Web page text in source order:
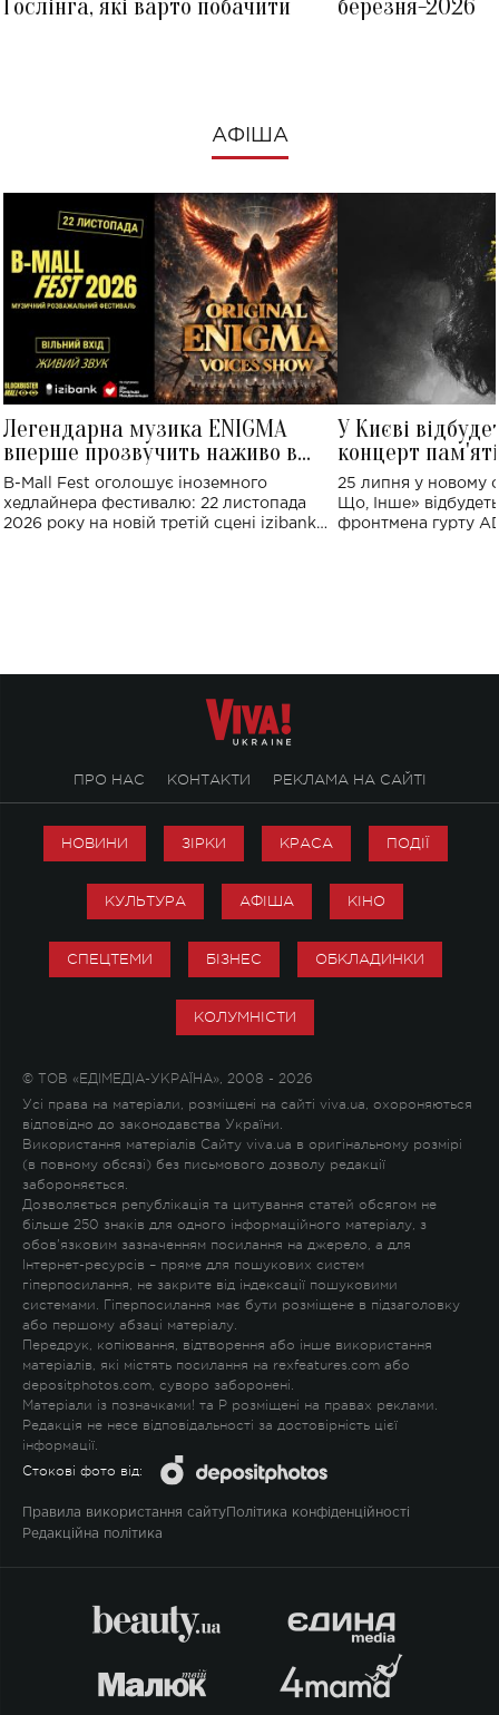
Ґослінга, які варто побачити
березня-2026
АФІША
Легендарна музика ENIGMA
вперше прозвучить наживо в
Україні: де відбудеться концерт
B-Mall Fest оголошує іноземного
хедлайнера фестивалю: 22 листопада
2026 року на новій третій сцені izibank
У Києві
концерт
Клименка:
виконають
25 липня у новому
Що, Інше»
фронтмена гурту
ПРО НАС КОНТАКТИ РЕКЛАМА НА САЙТІ
НОВИНИ ЗІРКИ КРАСА ПОДІЇ
КУЛЬТУРА АФІША КІНО
СПЕЦТЕМИ БІЗНЕС ОБКЛАДИНКИ
КОЛУМНІСТИ
© ТОВ «ЕДІМЕДІА-УКРАЇНА», 2008 - 2026
Усі права на матеріали, розміщені на сайті viva.ua, охороняються
відповідно до законодавства України.
Використання матеріалів Сайту viva.ua в оригінальному розмірі
(в повному обсязі) без письмового дозволу редакції
забороняється.
Дозволяється републікація та цитування статей обсягом не
більше 250 знаків для одного інформаційного матеріалу, з
обов'язковим зазначенням посилання на джерело, а для
Інтернет-ресурсів – пряме для пошукових систем
гіперпосилання, не закрите від індексації пошуковими
системами. Гіперпосилання має бути розміщене в підзаголовку
або першому абзаці матеріалу.
Передрук, копіювання, відтворення або інше використання
матеріалів, які містять посилання на rexfeatures.com або
depositphotos.com, суворо заборонені.
Матеріали із позначками! та P розміщені на правах реклами.
Редакція не несе відповідальності за достовірність цієї
інформації.
Стокові фото від:
Правила використання сайту Політика конфіденційності
Редакційна політика